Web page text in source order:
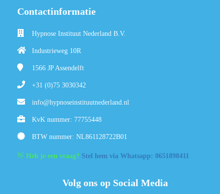
Contactinformatie
Hypnose Instituut Nederland B.V.
Industrieweg 10R
1566 JPAssendelft
+31 (0)75 3030342
info@hypnoseinstituutnederland.nl
KvK nummer: 77755448
BTW nummer: NL861128722B01
👋 Heb je een vraag? Stel hem via Whatsapp: 0651898411
Volg ons op Social Media